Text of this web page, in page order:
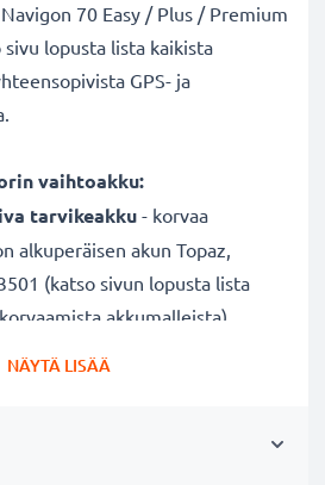
70 Easy / Plus / Premium
lopusta lista kaikista
GPS- ja
vaihtoakku:
tarvikeakku - korvaa
alkuperäisen akun Topaz,
(katso sivun lopusta lista
akkumalleista)
NÄYTÄ LISÄÄ